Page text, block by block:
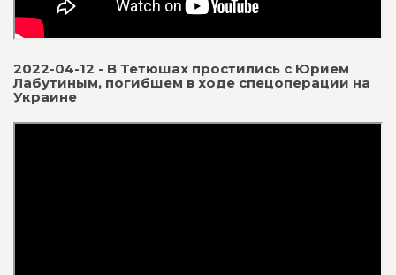
2022-04-12 - В Тетюшах простились с Юрием
Лабутиным, погибшем в ходе спецоперации на
Украине